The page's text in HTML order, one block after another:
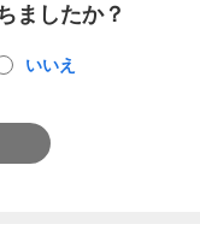
ましたか？
いいえ